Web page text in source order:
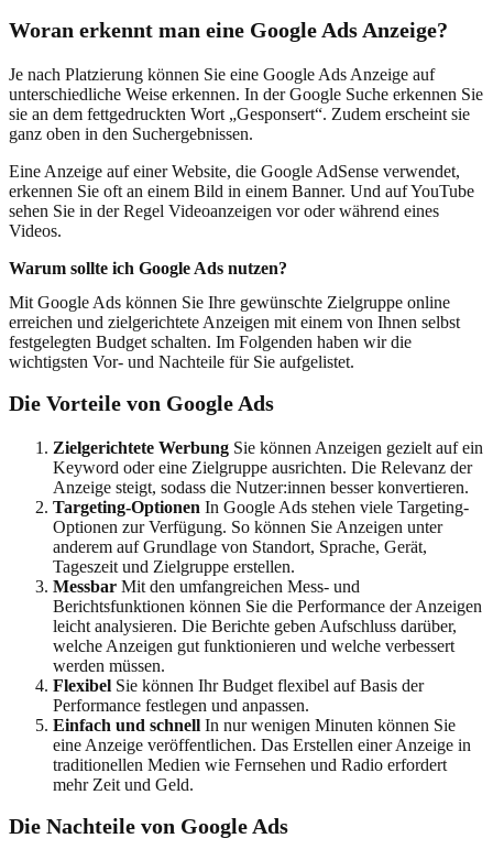
Woran erkennt man eine Google Ads Anzeige?
Je nach Platzierung können Sie eine Google Ads Anzeige auf
unterschiedliche Weise erkennen. In der Google Suche erkennen Sie
sie an dem fettgedruckten Wort „Gesponsert“. Zudem erscheint sie
ganz oben in den Suchergebnissen.
Eine Anzeige auf einer Website, die Google AdSense verwendet,
erkennen Sie oft an einem Bild in einem Banner. Und auf YouTube
sehen Sie in der Regel Videoanzeigen vor oder während eines
Videos.
Warum sollte ich Google Ads nutzen?
Mit Google Ads können Sie Ihre gewünschte Zielgruppe online
erreichen und zielgerichtete Anzeigen mit einem von Ihnen selbst
festgelegten Budget schalten. Im Folgenden haben wir die
wichtigsten Vor- und Nachteile für Sie aufgelistet.
Die Vorteile von Google Ads
Zielgerichtete Werbung Sie können Anzeigen gezielt auf ein
Keyword oder eine Zielgruppe ausrichten. Die Relevanz der
Anzeige steigt, sodass die Nutzer:innen besser konvertieren.
Targeting-Optionen In Google Ads stehen viele Targeting-
Optionen zur Verfügung. So können Sie Anzeigen unter
anderem auf Grundlage von Standort, Sprache, Gerät,
Tageszeit und Zielgruppe erstellen.
Messbar Mit den umfangreichen Mess- und
Berichtsfunktionen können Sie die Performance der Anzeigen
leicht analysieren. Die Berichte geben Aufschluss darüber,
welche Anzeigen gut funktionieren und welche verbessert
werden müssen.
Flexibel Sie können Ihr Budget flexibel auf Basis der
Performance festlegen und anpassen.
Einfach und schnell In nur wenigen Minuten können Sie
eine Anzeige veröffentlichen. Das Erstellen einer Anzeige in
traditionellen Medien wie Fernsehen und Radio erfordert
mehr Zeit und Geld.
Die Nachteile von Google Ads